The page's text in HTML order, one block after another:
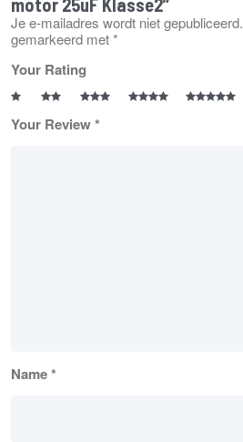
Je e-mailadres wordt niet gepubliceerd.
gemarkeerd met*
Your Rating
Your Review*
Name*